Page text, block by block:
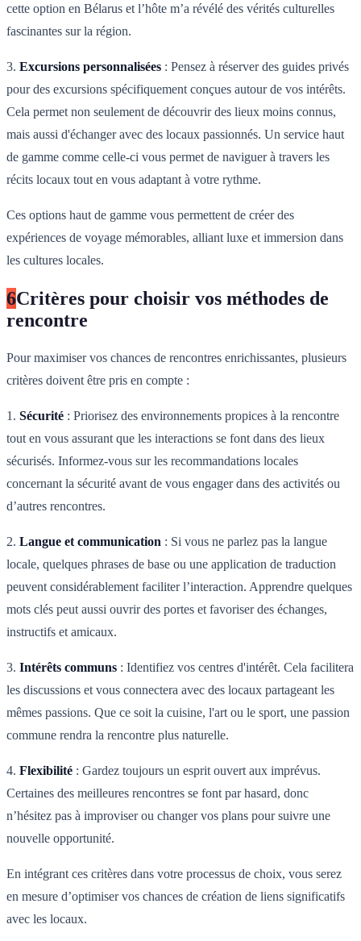
cette option en Bélarus et l’hôte m’a révélé des vérités culturelles
fascinantes sur la région.
3. Excursions personnalisées : Pensez à réserver des guides privés
pour des excursions spécifiquement conçues autour de vos intérêts.
Cela permet non seulement de découvrir des lieux moins connus,
mais aussi d'échanger avec des locaux passionnés. Un service haut
de gamme comme celle-ci vous permet de naviguer à travers les
récits locaux tout en vous adaptant à votre rythme.
Ces options haut de gamme vous permettent de créer des
expériences de voyage mémorables, alliant luxe et immersion dans
les cultures locales.
6Critères pour choisir vos méthodes de
rencontre
Pour maximiser vos chances de rencontres enrichissantes, plusieurs
critères doivent être pris en compte :
1. Sécurité : Priorisez des environnements propices à la rencontre
tout en vous assurant que les interactions se font dans des lieux
sécurisés. Informez-vous sur les recommandations locales
concernant la sécurité avant de vous engager dans des activités ou
d’autres rencontres.
2. Langue et communication : Si vous ne parlez pas la langue
locale, quelques phrases de base ou une application de traduction
peuvent considérablement faciliter l’interaction. Apprendre quelques
mots clés peut aussi ouvrir des portes et favoriser des échanges,
instructifs et amicaux.
3. Intérêts communs : Identifiez vos centres d'intérêt. Cela facilitera
les discussions et vous connectera avec des locaux partageant les
mêmes passions. Que ce soit la cuisine, l'art ou le sport, une passion
commune rendra la rencontre plus naturelle.
4. Flexibilité : Gardez toujours un esprit ouvert aux imprévus.
Certaines des meilleures rencontres se font par hasard, donc
n’hésitez pas à improviser ou changer vos plans pour suivre une
nouvelle opportunité.
En intégrant ces critères dans votre processus de choix, vous serez
en mesure d’optimiser vos chances de création de liens significatifs
avec les locaux.